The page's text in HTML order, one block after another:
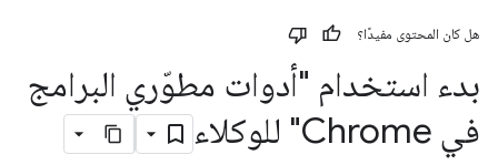
هل كان المحتوى مفيدًا؟
بدء استخدام "أدوات مطوّري البرامج
في Chrome" للوكلاء